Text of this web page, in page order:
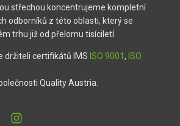
střechou koncentrujeme kompletní
odborníků z této oblasti, který se
trhu již od přelomu tisíciletí.
držiteli certifikátů IMS ISO 9001 , ISO
Quality Austria.